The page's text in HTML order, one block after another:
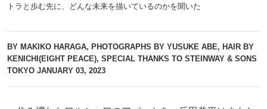
トラと歩む先に、どんな未来を描いているのかを聞いた
BY MAKIKO HARAGA, PHOTOGRAPHS BY YUSUKE ABE, HAIR BY
KENICHI(EIGHT PEACE), SPECIAL THANKS TO STEINWAY & SONS
TOKYO JANUARY 03, 2023